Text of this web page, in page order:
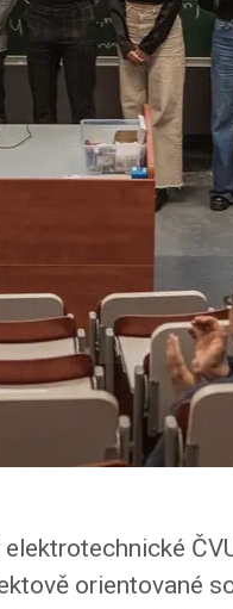
orientované